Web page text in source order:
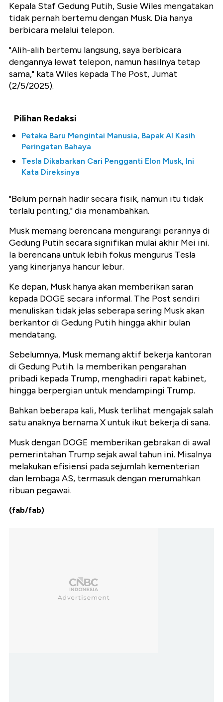
Kepala Staf Gedung Putih, Susie Wiles mengatakan
tidak pernah bertemu dengan Musk. Dia hanya
berbicara melalui telepon.
"Alih-alih bertemu langsung, saya berbicara
dengannya lewat telepon, namun hasilnya tetap
sama," kata Wiles kepada The Post, Jumat
(2/5/2025).
Pilihan Redaksi
Petaka Baru Mengintai Manusia, Bapak AI Kasih
Peringatan Bahaya
Tesla Dikabarkan Cari Pengganti Elon Musk, Ini
Kata Direksinya
"Belum pernah hadir secara fisik, namun itu tidak
terlalu penting," dia menambahkan.
Musk memang berencana mengurangi perannya di
Gedung Putih secara signifikan mulai akhir Mei ini.
Ia berencana untuk lebih fokus mengurus Tesla
yang kinerjanya hancur lebur.
Ke depan, Musk hanya akan memberikan saran
kepada DOGE secara informal. The Post sendiri
menuliskan tidak jelas seberapa sering Musk akan
berkantor di Gedung Putih hingga akhir bulan
mendatang.
Sebelumnya, Musk memang aktif bekerja kantoran
di Gedung Putih. Ia memberikan pengarahan
pribadi kepada Trump, menghadiri rapat kabinet,
hingga berpergian untuk mendampingi Trump.
Bahkan beberapa kali, Musk terlihat mengajak salah
satu anaknya bernama X untuk ikut bekerja di sana.
Musk dengan DOGE memberikan gebrakan di awal
pemerintahan Trump sejak awal tahun ini. Misalnya
melakukan efisiensi pada sejumlah kementerian
dan lembaga AS, termasuk dengan merumahkan
ribuan pegawai.
(fab/fab)